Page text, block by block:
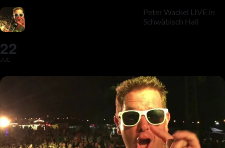
22
JUL
Peter Wackel LIVE in
Schwäbisch Hall